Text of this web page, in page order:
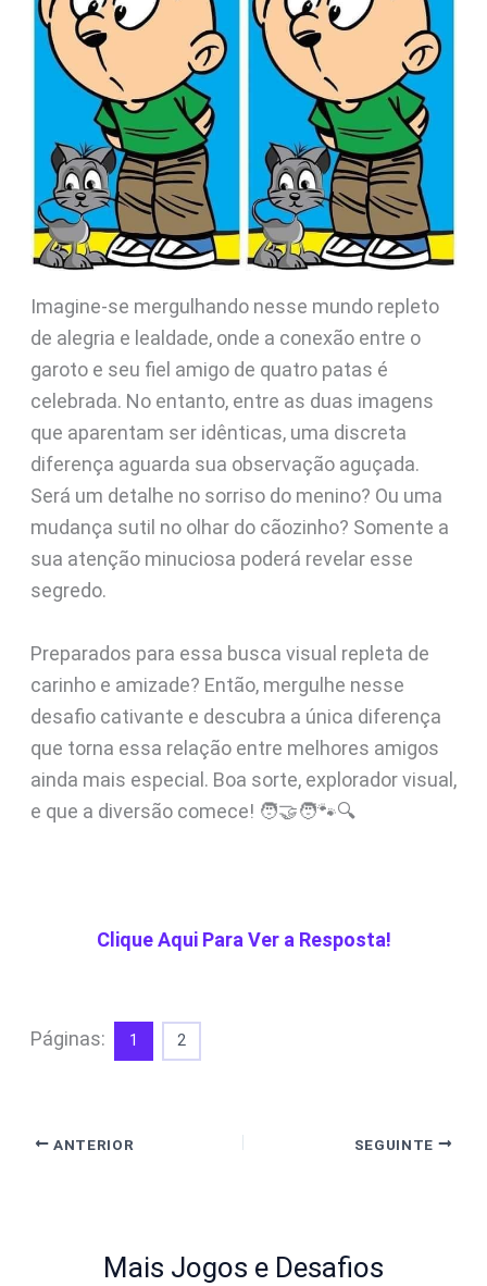
Imagine-se mergulhando nesse mundo repleto
de alegria e lealdade, onde a conexão entre o
garoto e seu fiel amigo de quatro patas é
celebrada. No entanto, entre as duas imagens
que aparentam ser idênticas, uma discreta
diferença aguarda sua observação aguçada.
Será um detalhe no sorriso do menino? Ou uma
mudança sutil no olhar do cãozinho? Somente a
sua atenção minuciosa poderá revelar esse
segredo.
Preparados para essa busca visual repleta de
carinho e amizade? Então, mergulhe nesse
desafio cativante e descubra a única diferença
que torna essa relação entre melhores amigos
ainda mais especial. Boa sorte, explorador visual,
e que a diversão comece! 🧑‍🤝‍🧑🐾🔍
Clique Aqui Para Ver a Resposta!
Páginas: 1 2
ANTERIOR SEGUINTE
Mais Jogos e Desafios